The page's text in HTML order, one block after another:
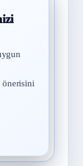
önerisini